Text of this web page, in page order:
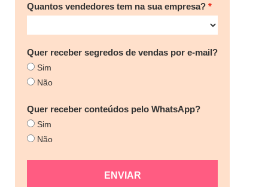
Quantos vendedores tem na sua empresa?
Quer receber segredos de vendas por e-mail?
Sim
Não
Quer receber conteúdos pelo WhatsApp?
Sim
Não
ENVIAR